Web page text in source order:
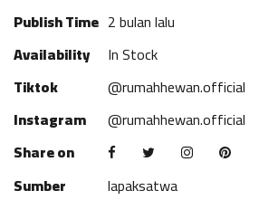
Publish Time 2 bulan lalu
Availability
In Stock
Tiktok
@rumahhewan.official
Instagram
@rumahhewan.official
Share on
Sumber
lapaksatwa